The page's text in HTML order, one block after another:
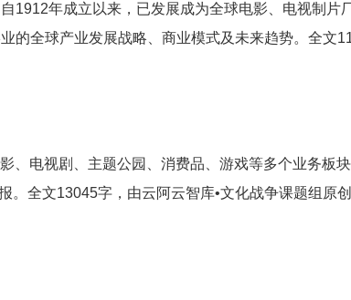
1912年成立以来，已发展成为全球电影、电视制
的全球产业发展战略、商业模式及未来趋势。全文
、电视剧、主题公园、消费品、游戏等多个业务板
全文13045字，由云阿云智库•文化战争课题组原创